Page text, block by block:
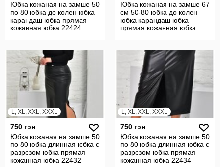
Юбка кожаная на замше 50
по 80 юбка до колен юбка
карандаш юбка прямая
кожанная юбка 22424
Юбка кожаная на замше 67
см 50-80 юбка до колен
юбка карандаш юбка
прямая кожанная юбка
L, XL, XXL, XXXL
750 грн
Юбка кожаная на замше 50
по 80 юбка длинная юбка с
разрезом юбка прямая
кожанная юбка 22432
L, XL, XXL, XXXL
750 грн
Юбка кожаная на замше 50
по 80 юбка длинная юбка с
разрезом юбка прямая
кожанная юбка 22434